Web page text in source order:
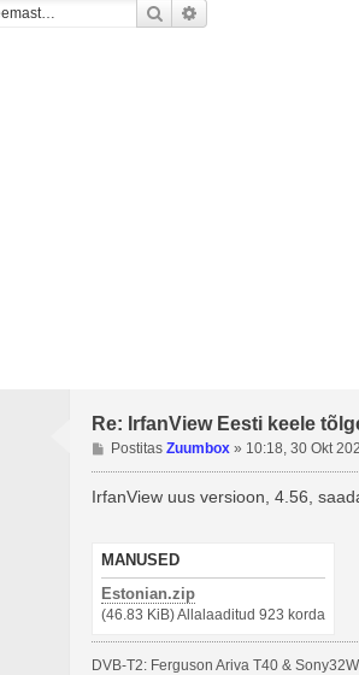
Otsi
Re: IrfanView Eesti keele
P
o
s
t
u
s
Postitas Zuumbox» 10:18, 30 Okt
IrfanView uus versioon, 4.56,
MANUSED
Estonian.zip
(46.83 KiB) Allalaaditud 923 korda
DVB-T2: Ferguson Ariva T40 &